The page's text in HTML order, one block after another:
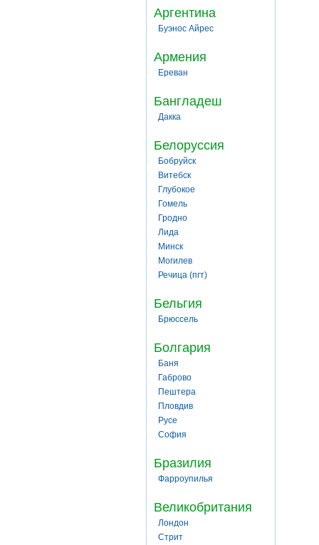
Аргентина
Буэнос Айрес
Армения
Ереван
Бангладеш
Дакка
Белоруссия
Бобруйск
Витебск
Глубокое
Гомель
Гродно
Лида
Минск
Могилев
Речица (пгт)
Бельгия
Брюссель
Болгария
Баня
Габрово
Пештера
Пловдив
Русе
София
Бразилия
Фарроупилья
Великобритания
Лондон
Стрит